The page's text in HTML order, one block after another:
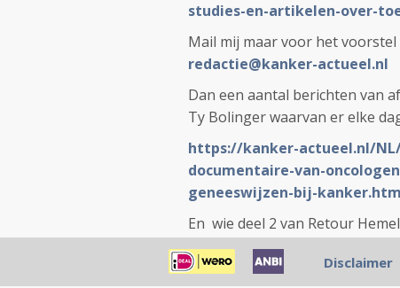
studies-en-artikelen-over-
Mail mij maar voor het
redactie@kanker-actueel.nl
Dan een aantal berichten van
Ty Bolinger waarvan er elke
https://kanker-actueel.nl/
documentaire-van-
geneeswijzen-bij-
En wie deel 2 van Retour
https://kanker-actueel.nl/
kanker-van-mark-bos-die-
Disclaimer